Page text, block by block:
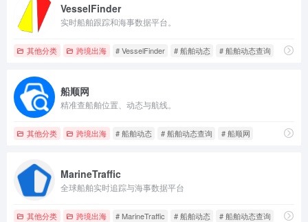
VesselFinder
实时船舶跟踪和海事数据平台。
其他分类 跨境出海 # VesselFinder # 船舶动态 # 船舶动态查询
船顺网
精准查船舶位置、动态与航线。
其他分类 跨境出海 # 船舶动态 # 船舶动态查询 # 船顺网
MarineTraffic
全球船舶实时追踪与海事数据平台
其他分类 跨境出海 # MarineTraffic # 船舶动态 # 船舶动态查询